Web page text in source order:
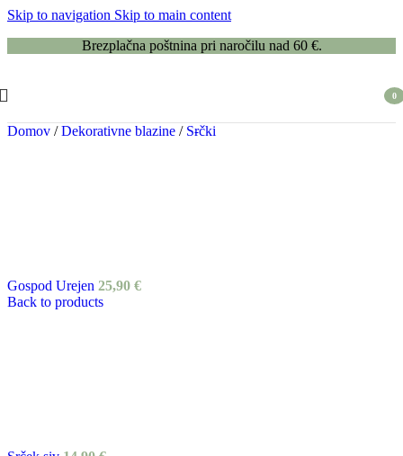
Skip to navigation Skip to main content
Brezplačna poštnina pri naročilu nad 60 €.
0
Domov / Dekorativne blazine / Srčki
Gospod Urejen 25,90 €
Back to products